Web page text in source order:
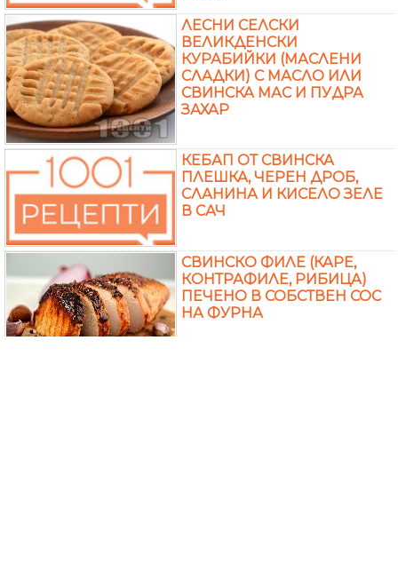
ЛЕСНИ СЕЛСКИ
ВЕЛИКДЕНСКИ
КУРАБИЙКИ (МАСЛЕНИ
СЛАДКИ) С МАСЛО ИЛИ
СВИНСКА МАС И ПУДРА
ЗАХАР
КЕБАП ОТ СВИНСКА
ПЛЕШКА, ЧЕРЕН ДРОБ,
СЛАНИНА И КИСЕЛО ЗЕЛЕ
В САЧ
СВИНСКО ФИЛЕ (КАРЕ,
КОНТРАФИЛЕ, РИБИЦА)
ПЕЧЕНО В СОБСТВЕН СОС
НА ФУРНА